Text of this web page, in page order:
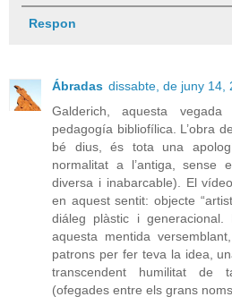
Respon
Ábradas dissabte, de juny 14,
Galderich, aquesta
pedagogía bibliofílica. L’obra
bé dius, és tota una
normalitat a l’antiga,
diversa i inabarcable). El
en aquest sentit: objecte
diáleg plàstic i generacional.
aquesta mentida
patrons per fer teva la idea,
transcendent humilitat de
(ofegades entre els grans